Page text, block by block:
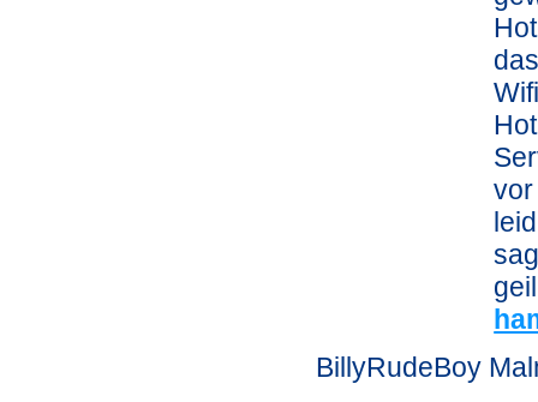
BillyRudeBoy